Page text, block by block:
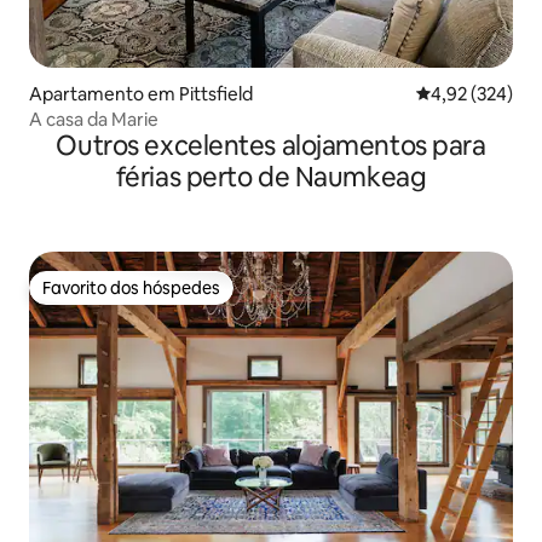
Apartamento em Pittsfield Classificação
4,92 (324)
A casa da Marie
Outros excelentes alojamentos para
férias perto de Naumkeag
Favorito dos hóspedes
Favorito dos hóspedes